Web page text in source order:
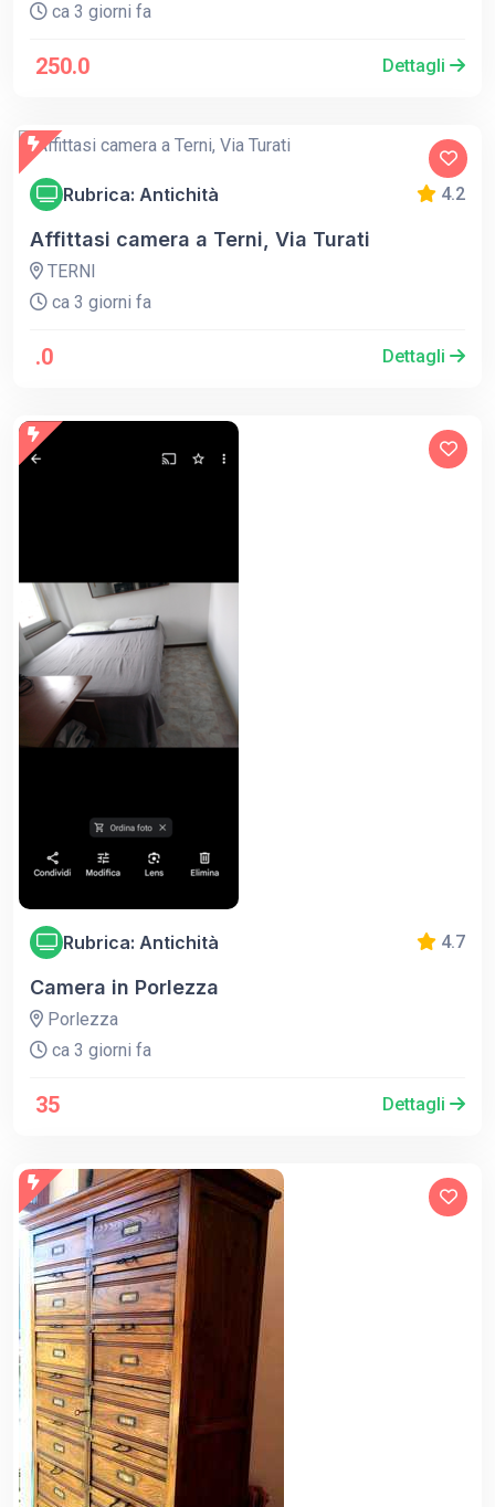
ca 3 giorni fa
250.0 Dettagli
Rubrica: Antichità 4.2
Affittasi camera a Terni, Via Turati
TERNI
ca 3 giorni fa
.0 Dettagli
Rubrica: Antichità 4.7
Camera in Porlezza
Porlezza
ca 3 giorni fa
35 Dettagli